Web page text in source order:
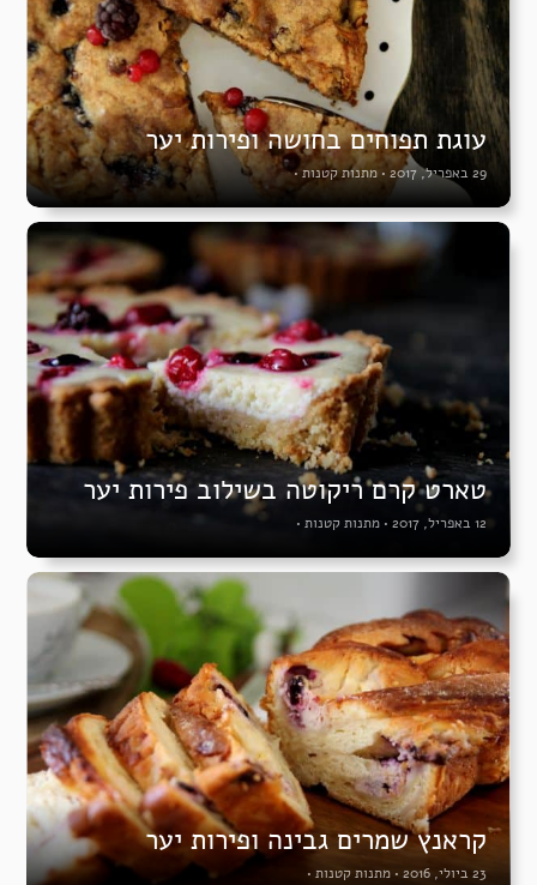
עוגת תפוחים בחושה ופירות יער
29 באפריל, 2017 •מתנות קטנות •
טארט קרם ריקוטה בשילוב פירות יער
12 באפריל, 2017 • מתנות קטנות •
קראנץ שמרים גבינה ופירות יער
23 ביולי, 2016 • מתנות קטנות •